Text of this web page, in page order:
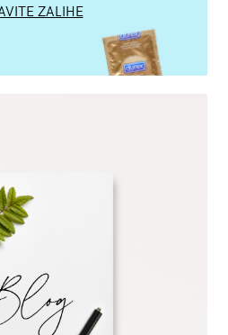
ZALIHE